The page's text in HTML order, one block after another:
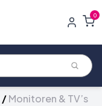
0
/Monitoren & TV’s